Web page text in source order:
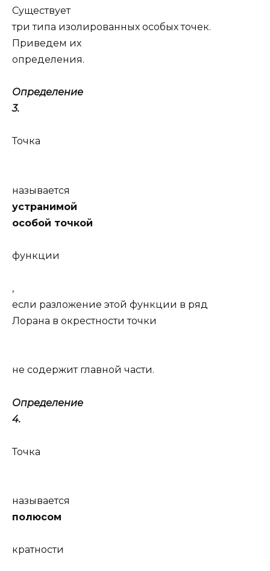
Существует
три типа изолированных особых точек.
Приведем их
определения.
Определение
3.
Точка
называется
устранимой
особой точкой
функции
,
если разложение этой функции в ряд
Лорана в окрестности точки
не содержит главной части.
Определение
4.
Точка
называется
полюсом
кратности